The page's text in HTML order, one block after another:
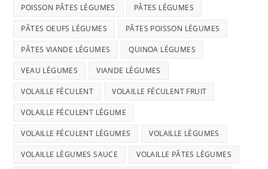
POISSON PÂTES LÉGUMES PÂTES LÉGUMES
PÂTES OEUFS LÉGUMES PÂTES POISSON LÉGUMES
PÂTES VIANDE LÉGUMES QUINOA LÉGUMES
VEAU LÉGUMES VIANDE LÉGUMES
VOLAILLE FÉCULENT VOLAILLE FÉCULENT FRUIT
VOLAILLE FÉCULENT LÉGUME
VOLAILLE FÉCULENT LÉGUMES VOLAILLE LÉGUMES
VOLAILLE LÉGUMES SAUCE VOLAILLE PÂTES LÉGUMES